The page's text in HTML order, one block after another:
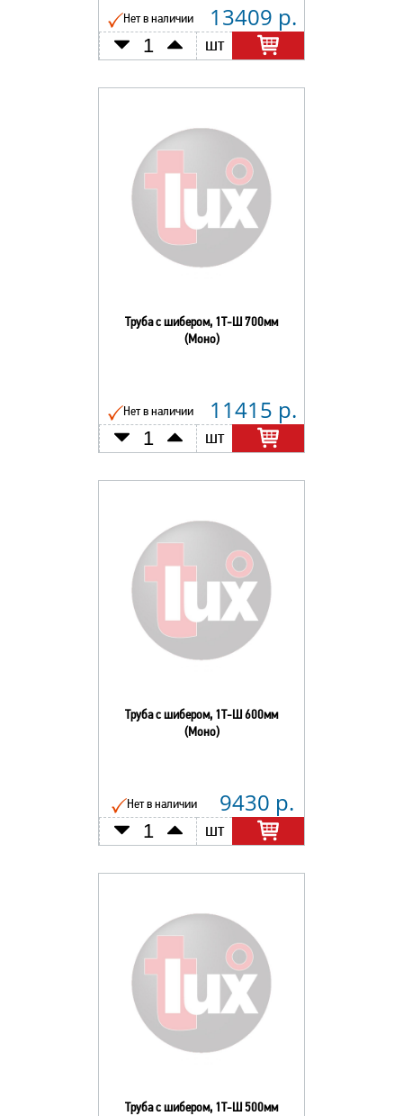
Нет в наличии 13409 р.
шт
Труба с шибером, 1Т-Ш 700мм
(Моно)
Нет в наличии 11415 р.
шт
Труба с шибером, 1Т-Ш 600мм
(Моно)
Нет в наличии 9430 р.
шт
Труба с шибером, 1Т-Ш 500мм